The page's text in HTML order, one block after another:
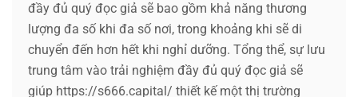
đầy đủ quý đọc giả sẽ bao gồm khả năng thương
lượng đa số khi đa số nơi, trong khoảng khi sẽ di
chuyển đến hơn hết khi nghỉ dưỡng. Tổng thể, sự lưu
trung tâm vào trải nghiệm đầy đủ quý đọc giả sẽ
giúp https://s666.capital/ thiết kế một thị trường